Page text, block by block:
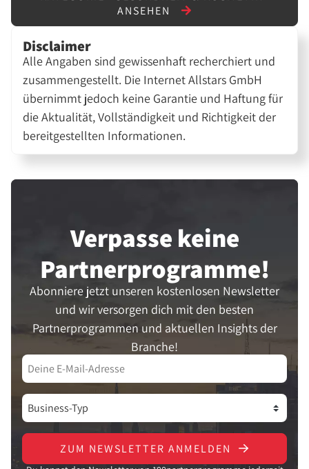
ANSEHEN
Disclaimer
Alle Angaben sind gewissenhaft recherchiert und
zusammengestellt. Die Internet Allstars GmbH
übernimmt jedoch keine Garantie und Haftung für
die Aktualität, Vollständigkeit und Richtigkeit der
bereitgestellten Informationen.
Verpasse keine
Partner­programme!
Abonniere jetzt unseren kostenlosen Newsletter
und wir versorgen dich mit den besten
Partnerprogrammen und aktuellen Insights der
Branche!
ZUM NEWSLETTER ANMELDEN